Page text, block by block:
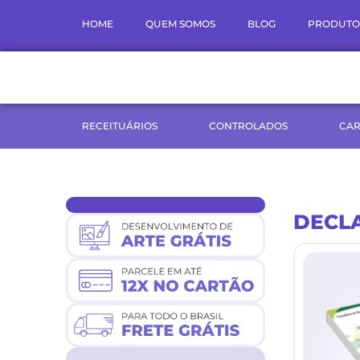
o
HOME QUEM SOMOS BLOG
RECEITUÁRIOS CONTROLADOS